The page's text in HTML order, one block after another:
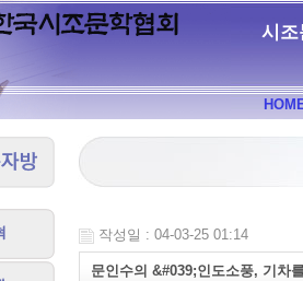
시조
작성일 : 04-03-25 01:14
문인수의 &#039;인도소풍, 기차